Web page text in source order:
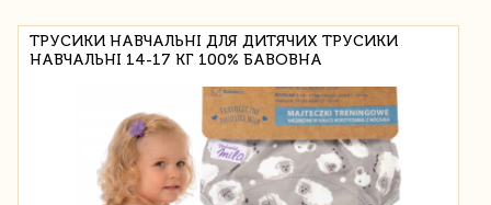
ТРУСИКИ НАВЧАЛЬНІ ДЛЯ ДИТЯЧИХ ТРУСИКИ
НАВЧАЛЬНІ 14-17 КГ 100% БАВОВНА